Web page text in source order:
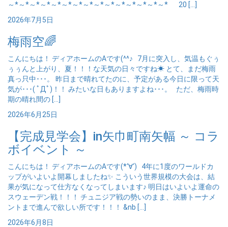
～*～*～*～*～*～*～*～*～*～*～*～*～*～*～* 20 […]
2026年7月5日
梅雨空🌈
こんにちは！ ディアホームのAです(^^♪ 7月に突入し、気温もぐぅ
ぅぅんと上がり、夏！！！な天気の日々ですね☀ とて、まだ梅雨
真っ只中･･･。 昨日まで晴れてたのに、予定がある今日に限って天
気が･･･( ﾟДﾟ)！！ みたいな日もありますよね･･･。 ただ、梅雨時
期の晴れ間の […]
2026年6月25日
【完成見学会】in矢巾町南矢幅 ～ コラ
ボイベント ～
こんにちは！ ディアホームのAです(*‘∀‘) 4年に1度のワールドカ
ップがいよいよ開幕しましたね✨ こういう世界規模の大会は、結
果が気になって仕方なくなってしまいます♪ 明日はいよいよ運命の
スウェーデン戦！！！ チュニジア戦の勢いのまま、決勝トーナメ
ントまで進んで欲しい所です！！！ &nb […]
2026年6月8日